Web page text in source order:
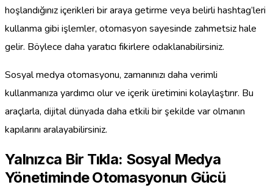
hoşlandığınız içerikleri bir araya getirme veya belirli hashtag’leri
kullanma gibi işlemler, otomasyon sayesinde zahmetsiz hale
gelir. Böylece daha yaratıcı fikirlere odaklanabilirsiniz.
Sosyal medya otomasyonu, zamanınızı daha verimli
kullanmanıza yardımcı olur ve içerik üretimini kolaylaştırır. Bu
araçlarla, dijital dünyada daha etkili bir şekilde var olmanın
kapılarını aralayabilirsiniz.
Yalnızca Bir Tıkla: Sosyal Medya
Yönetiminde Otomasyonun Gücü